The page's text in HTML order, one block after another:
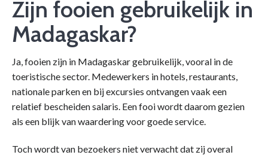
Zijn fooien gebruikelijk in
Madagaskar?
Ja, fooien zijn in Madagaskar gebruikelijk, vooral in de
toeristische sector. Medewerkers in hotels, restaurants,
nationale parken en bij excursies ontvangen vaak een
relatief bescheiden salaris. Een fooi wordt daarom gezien
als een blijk van waardering voor goede service.
Toch wordt van bezoekers niet verwacht dat zij overal